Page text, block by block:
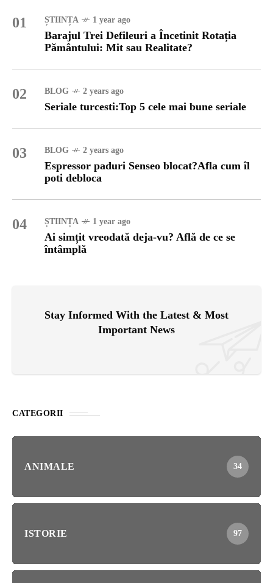
01 ȘTIINȚA 1 year ago
Barajul Trei Defileuri a Încetinit Rotația
Pământului: Mit sau Realitate?
02 BLOG 2 years ago
Seriale turcesti:Top 5 cele mai bune seriale
03 BLOG 2 years ago
Espressor paduri Senseo blocat?Afla cum îl
poti debloca
04 ȘTIINȚA 1 year ago
Ai simțit vreodată deja-vu? Află de ce se
întâmplă
Stay Informed With the Latest & Most
Important News
CATEGORII
ANIMALE 34
ISTORIE 97